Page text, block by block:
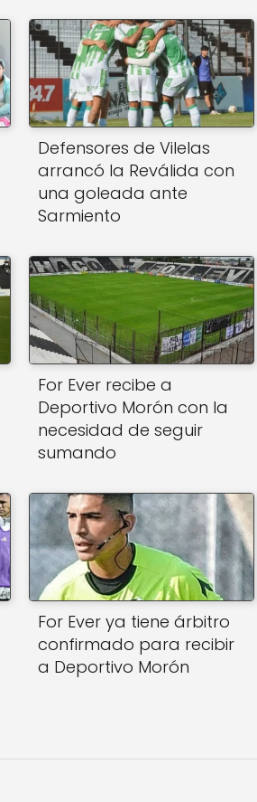
Defensores de Vilelas
arrancó la Reválida con
una goleada ante
Sarmiento
For Ever recibe a
Deportivo Morón con la
necesidad de seguir
sumando
For Ever ya tiene árbitro
confirmado para recibir
a Deportivo Morón